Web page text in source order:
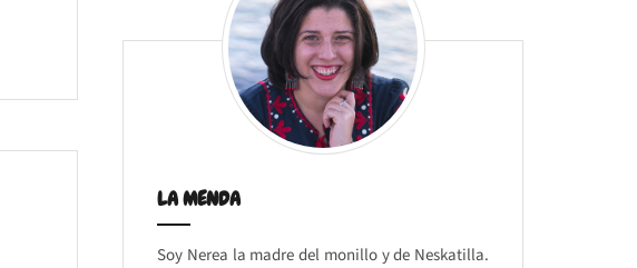
LA MENDA
Soy Nerea la madre del monillo y de Neskatilla.